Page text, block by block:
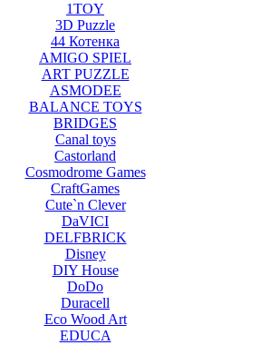
1TOY
3D Puzzle
44 Котенка
AMIGO SPIEL
ART PUZZLE
ASMODEE
BALANCE TOYS
BRIDGES
Canal toys
Castorland
Cosmodrome Games
CraftGames
Cute`n Clever
DaVICI
DELFBRICK
Disney
DIY House
DoDo
Duracell
Eco Wood Art
EDUCA